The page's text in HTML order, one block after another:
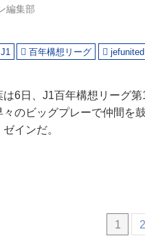
編集部
J1 百年構想リーグ jefunited
6日、J1百年構想リーグ
のビッグプレーで仲間を
インだ。
1 2